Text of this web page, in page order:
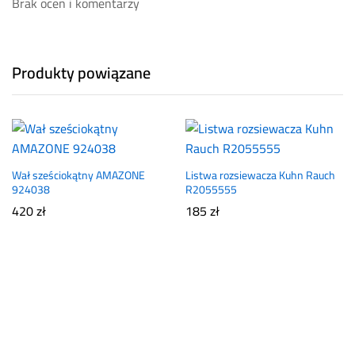
Produkty powiązane
Wał sześciokątny AMAZONE
924038
420zł
Listwa rozsiewacza Kuhn Rauch
R2055555
185zł